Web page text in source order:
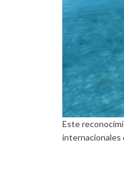
Este
internacionales